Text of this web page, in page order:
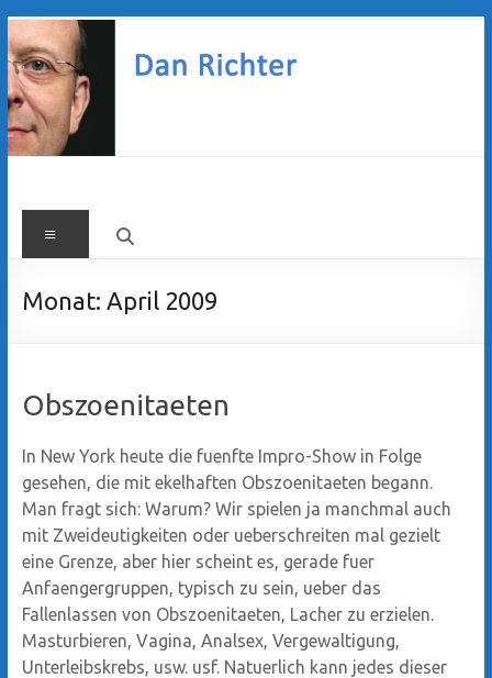
Zum
Inhalt
springen
Dan
Richter
Menü
Monat: April 2009
Obszoenitaeten
In New York heute die fuenfte Impro-Show in Folge
gesehen, die mit ekelhaften Obszoenitaeten begann.
Man fragt sich: Warum? Wir spielen ja manchmal auch
mit Zweideutigkeiten oder ueberschreiten mal gezielt
eine Grenze, aber hier scheint es, gerade fuer
Anfaengergruppen, typisch zu sein, ueber das
Fallenlassen von Obszoenitaeten, Lacher zu erzielen.
Masturbieren, Vagina, Analsex, Vergewaltigung,
Unterleibskrebs, usw. usf. Natuerlich kann jedes dieser